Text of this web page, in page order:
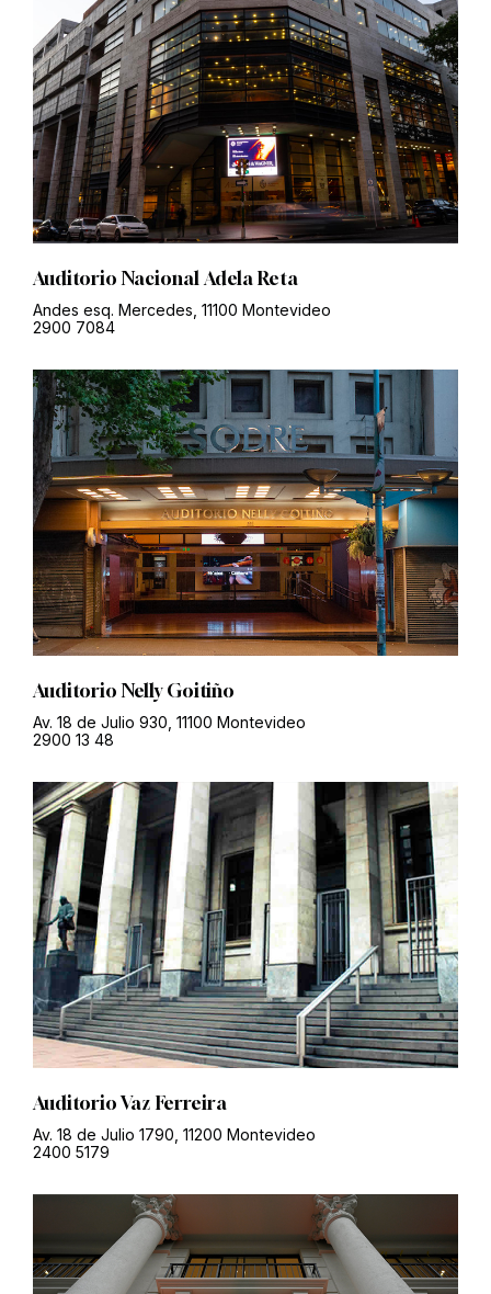
Auditorio Nacional Adela Reta
Andes esq. Mercedes, 11100 Montevideo
2900 7084
Auditorio Nelly Goitiño
Av. 18 de Julio 930, 11100 Montevideo
2900 13 48
Auditorio Vaz Ferreira
Av. 18 de Julio 1790, 11200 Montevideo
2400 5179